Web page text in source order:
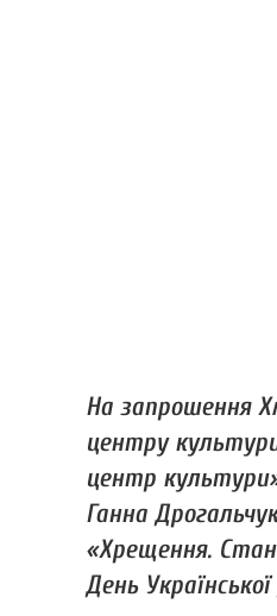
На запрошення
центру
центр
Ганна
«Хрещення.
День